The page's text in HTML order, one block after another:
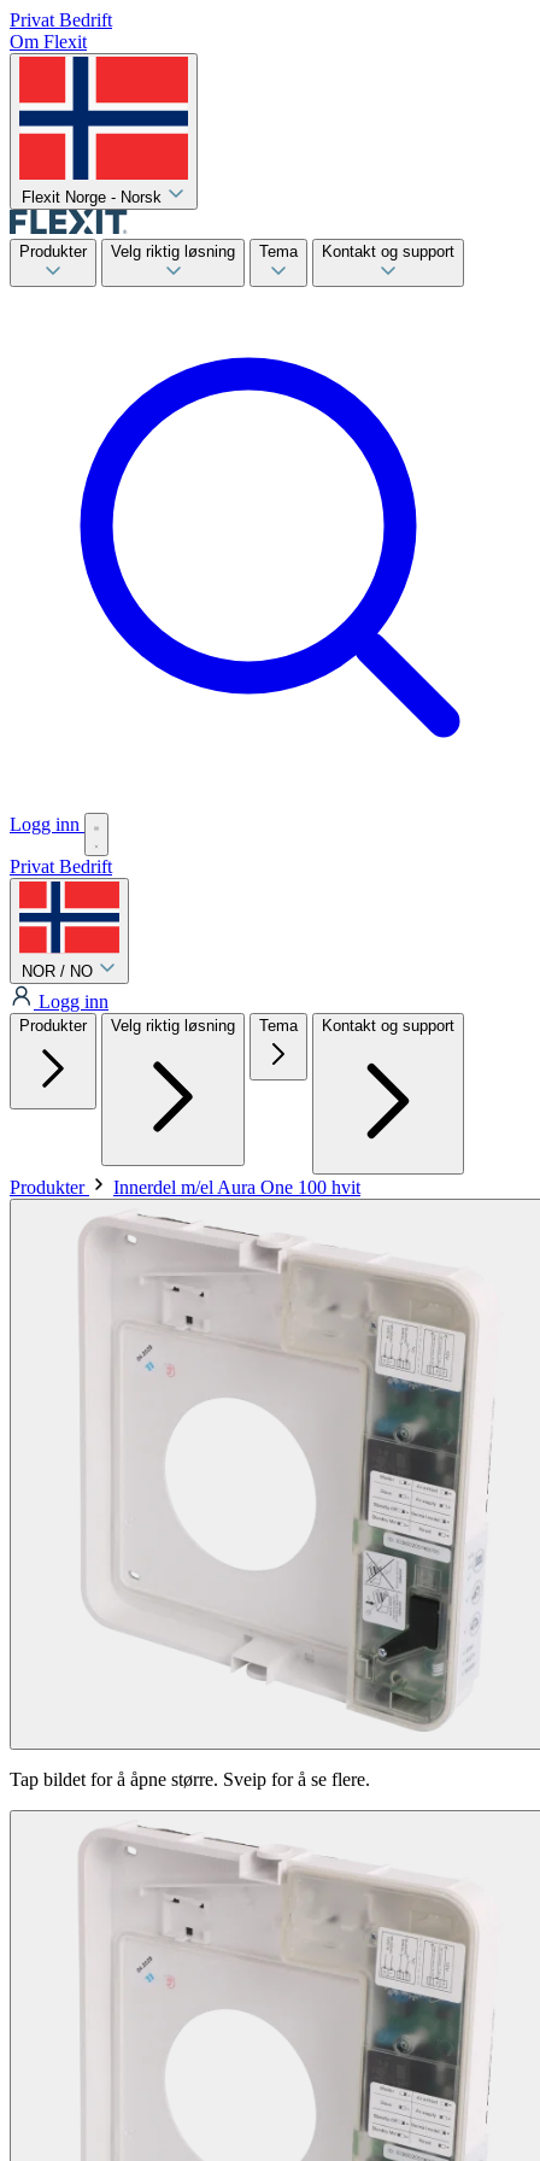
Privat Bedrift
Om Flexit
Flexit Norge - Norsk
Produkter Velg riktig løsning Tema Kontakt og support
Logg inn
Privat Bedrift
NOR / NO
Logg inn
Produkter Velg riktig løsning Tema Kontakt og support
Produkter Innerdel m/el Aura One 100 hvit
Tap bildet for å åpne større. Sveip for å se flere.